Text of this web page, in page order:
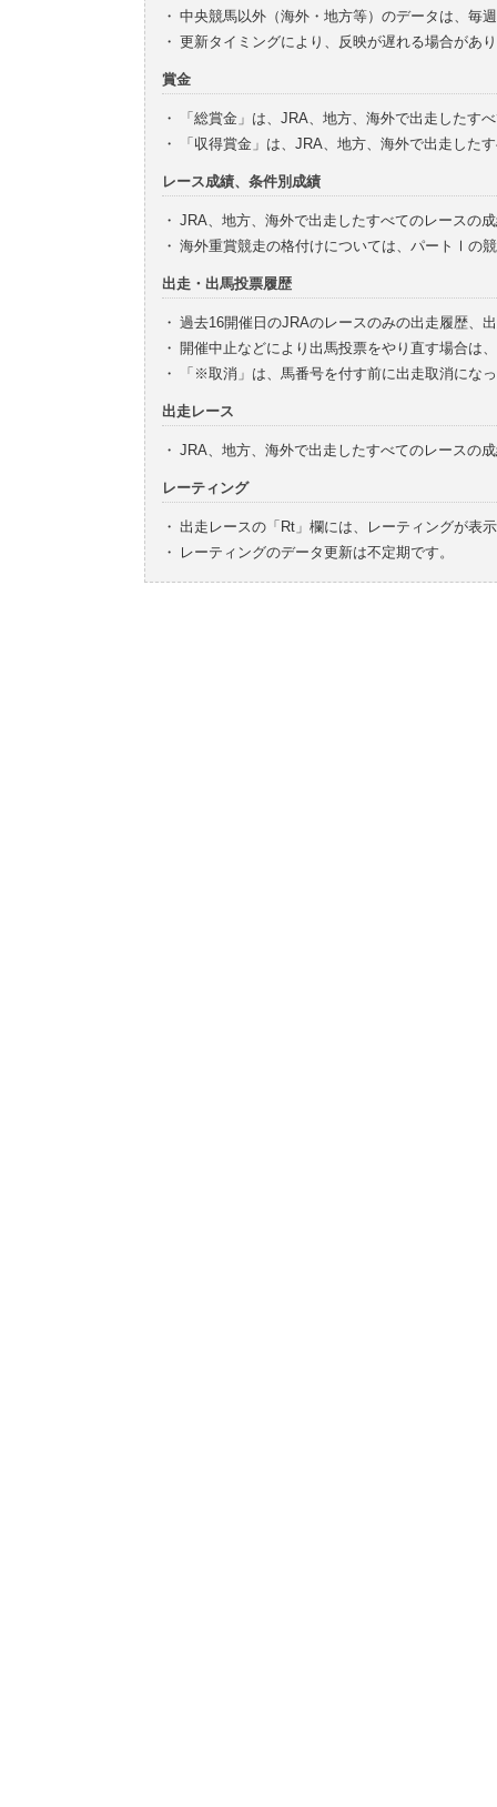
・ 中央競馬以外（海外・地方等）のデータは、毎
・ 更新タイミングにより、反映が遅れる場合があ
賞金
・
「総賞金」は、JRA、地方、海外で出走したす
・
「収得賞金」は、JRA、地方、海外で出走した
レース成績、条件別成績
・ JRA、地方、海外で出走したすべてのレースの
・ 海外重賞競走の格付けについては、パートⅠの
出走・出馬投票履歴
・ 過去16開催日のJRAのレースのみの出走履歴、
・ 開催中止などにより出馬投票をやり直す場合は
・
「※取消」は、馬番号を付す前に出走取消にな
出走レース
・ JRA、地方、海外で出走したすべてのレースの
レーティング
・ 出走レースの「Rt」欄には、レーティングが表
・
レーティングのデータ更新は不定期です。